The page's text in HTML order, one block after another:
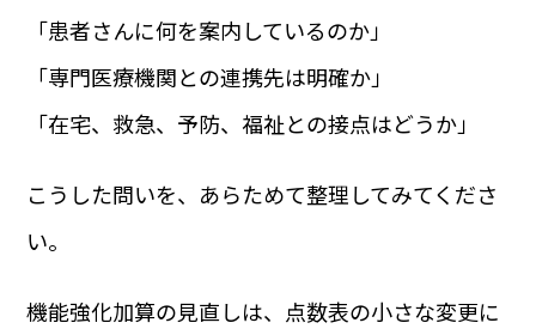
「患者さんに何を案内しているのか」
「専門医療機関との連携先は明確か」
「在宅、救急、予防、福祉との接点はどうか」
こうした問いを、あらためて整理してみてくださ
い。
機能強化加算の見直しは、点数表の小さな変更に